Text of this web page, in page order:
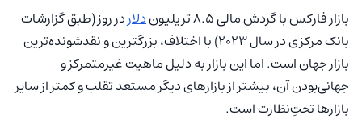
بازار فارکس با گردش مالی ۸.۵ تریلیون دلاردر روز (طبق گزارشات
بانک مرکزی در سال ۲۰۲۳) با اختلاف، بزرگترین و نقدشونده‌ترین
بازار جهان است. اما این بازار به دلیل ماهیت غیرمتمرکز و
جهانی‌بودن آن، بیشتر از بازارهای دیگر مستعد تقلب و کمتر از سایر
بازارها تحتِ‌نظارت است.